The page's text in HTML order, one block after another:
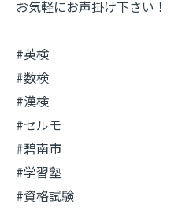
お気軽にお声掛け下さい！
#英検
#数検
#漢検
#セルモ
#碧南市
#学習塾
#資格試験